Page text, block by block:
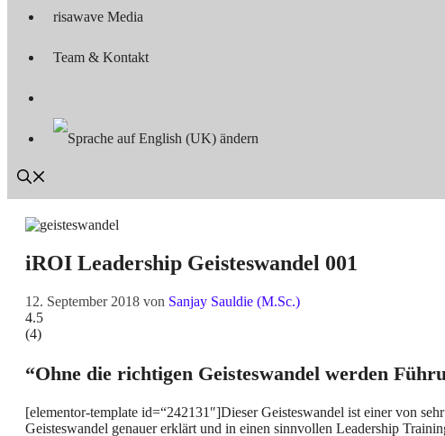
risawave Media
Team & Kontakt
iROI Leadership Geisteswandel 001
12. September 2018 von Sanjay Sauldie (M.Sc.)
4.5
(4)
“Ohne die richtigen Geisteswandel werden
[elementor-template id=“242131″]Dieser Geisteswandel ist einer von
Geisteswandel genauer erklärt und in einen sinnvollen Leadership